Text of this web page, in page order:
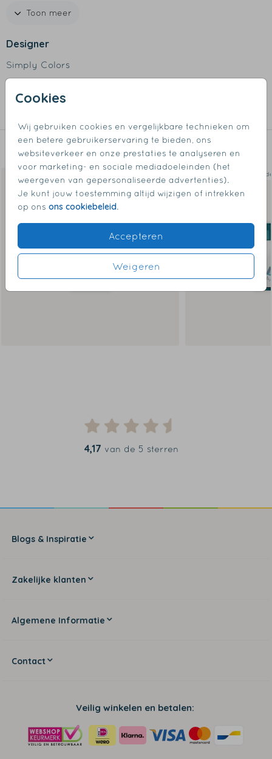
Cookies
Wij gebruiken cookies en vergelijkbare technieken om
een betere gebruikerservaring te bieden, ons
websiteverkeer en onze prestaties te analyseren en
voor marketing- en sociale mediadoeleinden (het
weergeven van gepersonaliseerde advertenties).
Je kunt jouw toestemming altijd wijzigen of intrekken
op ons ons cookiebeleid.
Accepteren
Weigeren
Productspecificaties
- Gemaakt van 90% gerecycled staal
- Dubbelwandig vacuüm geïsoleerd
- BPA-vrij
- Milieuvriendelijk
Toon meer
Designer
Simply Colors
Collectie
Dit vind je misschien ook leuk
4,17 van de 5 sterren
Blogs & Inspiratie
Zakelijke klanten
Algemene Informatie
Contact
Veilig winkelen en betalen: